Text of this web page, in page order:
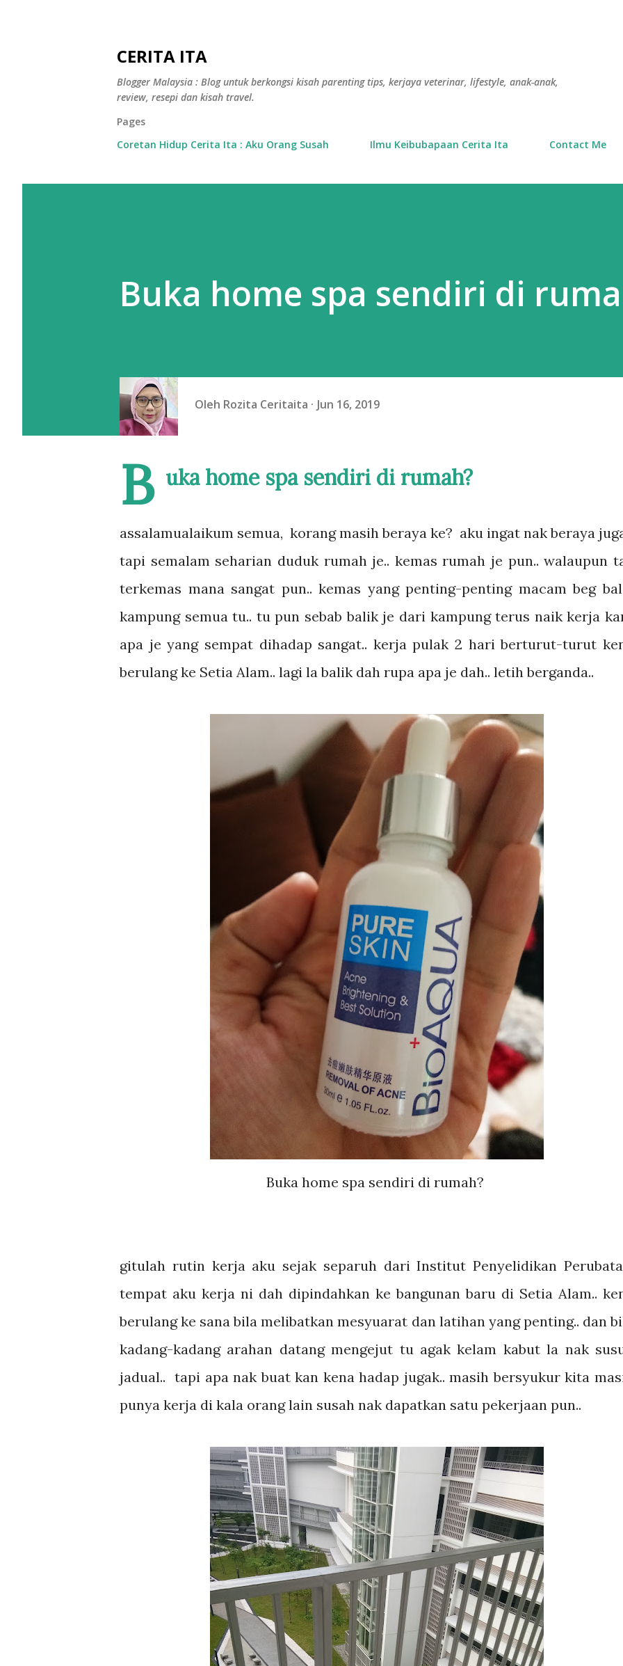
CERITA ITA
Blogger Malaysia : Blog untuk berkongsi kisah parenting tips, kerjaya veterinar, lifestyle, anak-anak,
review, resepi dan kisah travel.
Pages
Coretan Hidup Cerita Ita : Aku Orang Susah
Ilmu Keibubapaan Cerita Ita Contact Me
Buka home spa sendiri di
Oleh Rozita Ceritaita Jun 16, 2019
B uka home spa sendiri di rumah?
assalamualaikum semua, korang masih beraya ke? aku ingat nak beraya
tapi semalam seharian duduk rumah je.. kemas rumah je pun.. walaupun
terkemas mana sangat pun.. kemas yang penting-penting macam beg
kampung semua tu.. tu pun sebab balik je dari kampung terus naik kerja
apa je yang sempat dihadap sangat.. kerja pulak 2 hari berturut-turut
berulang ke Setia Alam.. lagi la balik dah rupa apa je dah.. letih berganda..
Buka home spa sendiri di rumah?
gitulah rutin kerja aku sejak separuh dari Institut Penyelidikan
tempat aku kerja ni dah dipindahkan ke bangunan baru di Setia Alam..
berulang ke sana bila melibatkan mesyuarat dan latihan yang penting.. dan
kadang-kadang arahan datang mengejut tu agak kelam kabut la nak
jadual.. tapi apa nak buat kan kena hadap jugak.. masih bersyukur kita
punya kerja di kala orang lain susah nak dapatkan satu pekerjaan pun..